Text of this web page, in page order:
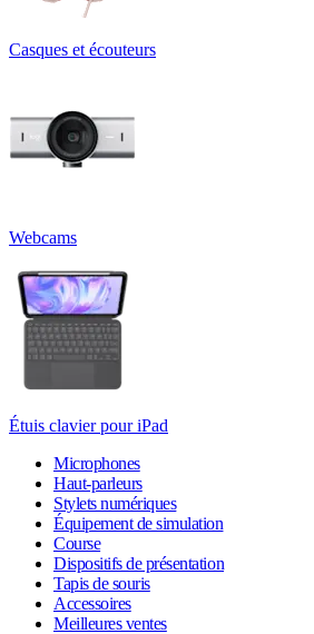
Casques et écouteurs
Webcams
Étuis clavier pour iPad
Microphones
Haut-parleurs
Stylets numériques
Équipement de simulation
Course
Dispositifs de présentation
Tapis de souris
Accessoires
Meilleures ventes